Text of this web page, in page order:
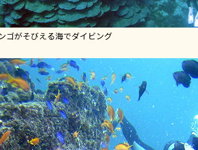
ゴがそびえる海でダイビング